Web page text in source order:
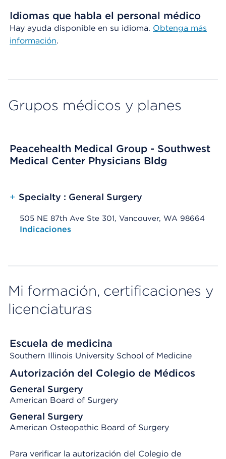
Idiomas que habla el personal médico
Hay ayuda disponible en su idioma. Obtenga más
información.
Grupos médicos y planes
Peacehealth Medical Group - Southwest
Medical Center Physicians Bldg
+ Specialty : General Surgery
505 NE 87th Ave Ste 301, Vancouver, WA 98664
Opens native map application on mobile devices
Indicaciones
Mi formación, certificaciones y
licenciaturas
Escuela de medicina
Southern Illinois University School of Medicine
Autorización del Colegio de Médicos
General Surgery
American Board of Surgery
General Surgery
American Osteopathic Board of Surgery
Para verificar la autorización del Colegio de